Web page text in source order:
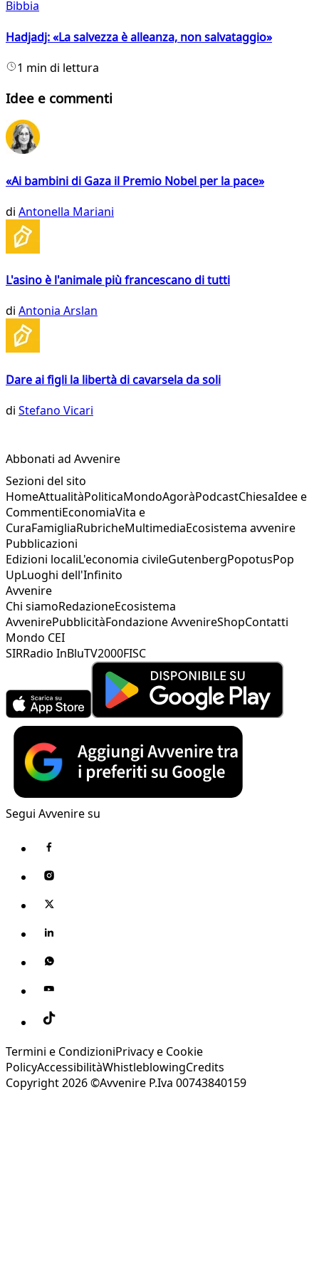
Bibbia
Hadjadj: «La salvezza è alleanza, non salvataggio»
1 min di lettura
Idee e commenti
«Ai bambini di Gaza il Premio Nobel per la pace»
di Antonella Mariani
L'asino è l'animale più francescano di tutti
di Antonia Arslan
Dare ai figli la libertà di cavarsela da soli
di Stefano Vicari
Abbonati ad Avvenire
Sezioni del sito
HomeAttualitàPoliticaMondoAgoràPodcastChiesaIdee e
CommentiEconomiaVita e
CuraFamigliaRubricheMultimediaEcosistema avvenire
Pubblicazioni
Edizioni localiL'economia civileGutenbergPopotusPop
UpLuoghi dell'Infinito
Avvenire
Chi siamoRedazioneEcosistema
AvvenirePubblicitàFondazione AvvenireShopContatti
Mondo CEI
SIRRadio InBluTV2000FISC
Segui Avvenire su
Termini e CondizioniPrivacy e Cookie
PolicyAccessibilitàWhistleblowingCredits
Copyright 2026 ©Avvenire P.Iva 00743840159